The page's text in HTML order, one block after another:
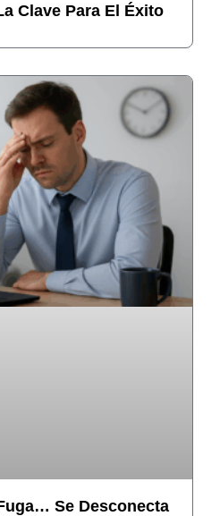
Clave Para El Éxito
Se Desconecta